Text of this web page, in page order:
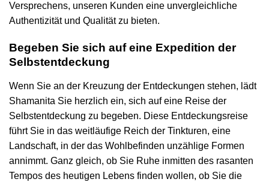
Versprechens, unseren Kunden eine unvergleichliche
Authentizität und Qualität zu bieten.
Begeben Sie sich auf eine Expedition der
Selbstentdeckung
Wenn Sie an der Kreuzung der Entdeckungen stehen, lädt
Shamanita Sie herzlich ein, sich auf eine Reise der
Selbstentdeckung zu begeben. Diese Entdeckungsreise
führt Sie in das weitläufige Reich der Tinkturen, eine
Landschaft, in der das Wohlbefinden unzählige Formen
annimmt. Ganz gleich, ob Sie Ruhe inmitten des rasanten
Tempos des heutigen Lebens finden wollen, ob Sie die